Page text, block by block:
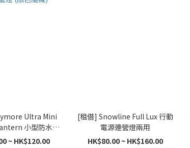
Ultra Mini
小型防水戶
(顏色隨機)
~ HK$120.00
[租借] Snowline Full Lux 行動
電源連營燈兩用
HK$80.00 ~ HK$160.00